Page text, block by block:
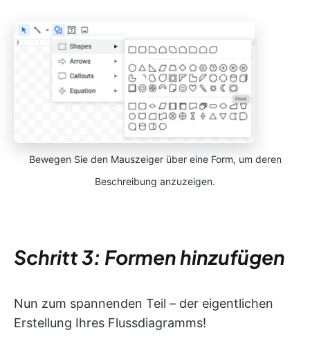
Bewegen Sie den Mauszeiger über eine Form, um deren
Beschreibung anzuzeigen.
Schritt 3: Formen hinzufügen
Nun zum spannenden Teil – der eigentlichen
Erstellung Ihres Flussdiagramms!